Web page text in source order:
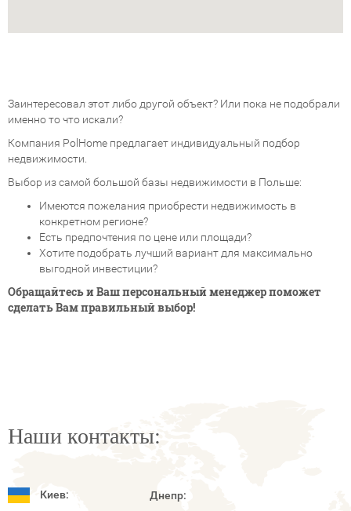
Заинтересовал этот либо другой объект? Или пока не подобрали
именно то что искали?
Компания PolHome предлагает индивидуальный подбор
недвижимости.
Выбор из самой большой базы недвижимости в Польше:
Имеются пожелания приобрести недвижимость в
конкретном регионе?
Есть предпочтения по цене или площади?
Хотите подобрать лучший вариант для максимально
выгодной инвестиции?
Обращайтесь и Ваш персональный менеджер поможет
сделать Вам правильный выбор!
Наши контакты:
Киев: Днепр: